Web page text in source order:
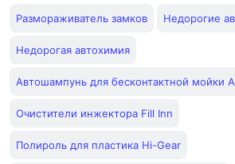
Размораживатель замков Недорогие
Недорогая автохимия
Автошампунь для бесконтактной мойки
Очистители инжектора Fill Inn
Полироль для пластика Hi-Gear